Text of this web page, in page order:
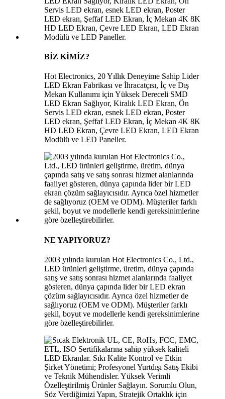
BİZ KİMİZ?
Hot Electronics, 20 Yıllık Deneyime Sahip Lider
LED Ekran Fabrikası ve İhracatçısı, İç ve Dış
Mekan Kullanımı için Yüksek Dereceli SMD
LED Ekran Sağlıyor, Kiralık LED Ekran, Ön
Servis LED ekran, esnek LED ekran, Poster
LED ekran, Şeffaf LED Ekran, İç Mekan 4K 8K
HD LED Ekran, Çevre LED Ekran, LED Ekran
Modülü ve LED Paneller.
NE YAPIYORUZ?
2003 yılında kurulan Hot Electronics Co., Ltd.,
LED ürünleri geliştirme, üretim, dünya çapında
satış ve satış sonrası hizmet alanlarında faaliyet
gösteren, dünya çapında lider bir LED ekran
çözüm sağlayıcısıdır. Ayrıca özel hizmetler de
sağlıyoruz (OEM ve ODM). Müşteriler farklı
şekil, boyut ve modellerle kendi gereksinimlerine
göre özelleştirebilirler.